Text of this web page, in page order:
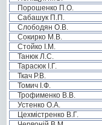
Порошенко П.О.
Сабашук П.П.
Слободян О.В.
Сокирко М.В.
Стойко І.М.
Танюк Л.С.
Тарасюк І.Г.
Ткач Р.В.
Томич І.Ф.
Трофименко В.В.
Устенко О.А.
Цехмістренко В.Г.